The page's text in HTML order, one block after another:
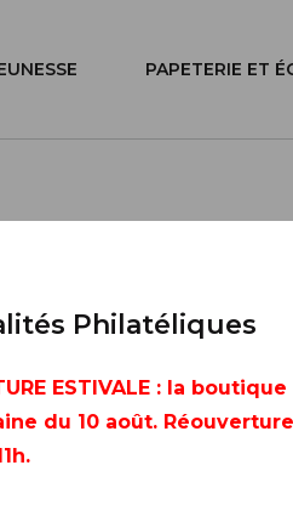
PAPETERIE ET
Philatéliques
ESTIVALE : la boutique
du 10 août.